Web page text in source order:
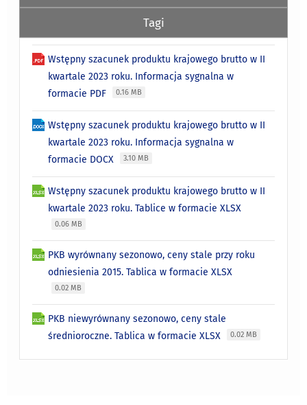
Tagi
Wstępny szacunek produktu krajowego brutto w II
kwartale 2023 roku. Informacja sygnalna w
formacie PDF
0.16 MB
Wstępny szacunek produktu krajowego brutto w II
kwartale 2023 roku. Informacja sygnalna w
formacie DOCX
3.10 MB
Wstępny szacunek produktu krajowego brutto w II
kwartale 2023 roku. Tablice w formacie XLSX
0.06 MB
PKB wyrównany sezonowo, ceny stale przy roku
odniesienia 2015. Tablica w formacie XLSX
0.02 MB
PKB niewyrównany sezonowo, ceny stale
średnioroczne. Tablica w formacie XLSX
0.02 MB